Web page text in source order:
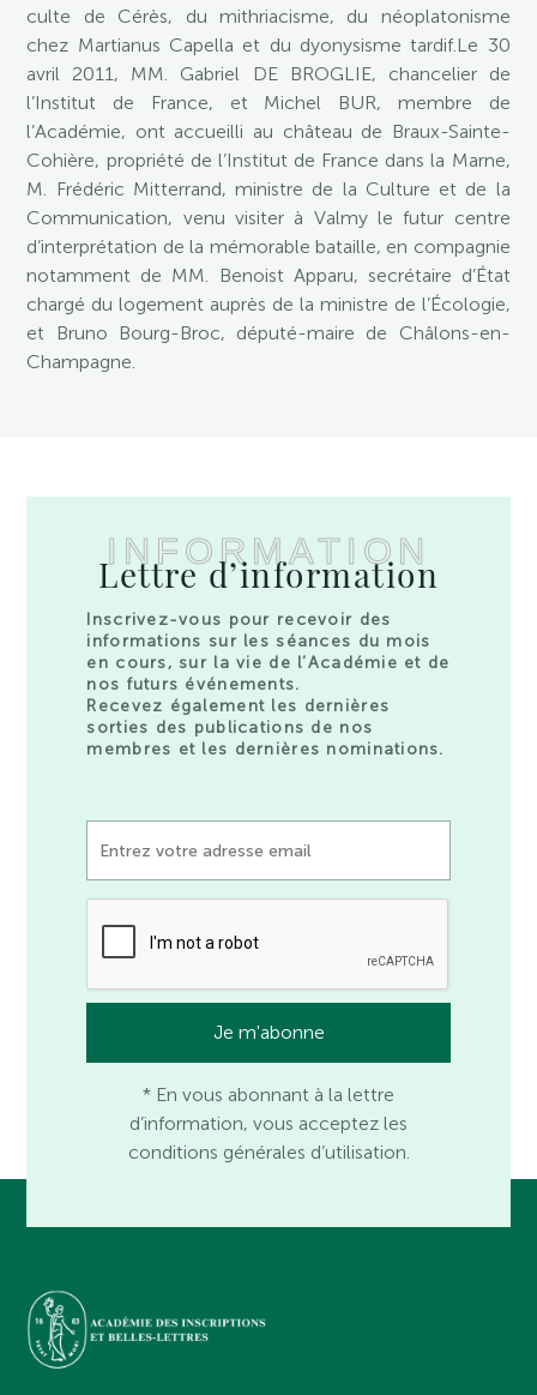
culte de Cérès, du mithriacisme, du néoplatonisme
chez Martianus Capella et du dyonysisme tardif.Le 30
avril 2011, MM. Gabriel DE BROGLIE, chancelier de
l’Institut de France, et Michel BUR, membre de
l’Académie, ont accueilli au château de Braux-Sainte-
Cohière, propriété de l’Institut de France dans la Marne,
M. Frédéric Mitterrand, ministre de la Culture et de la
Communication, venu visiter à Valmy le futur centre
d’interprétation de la mémorable bataille, en compagnie
notamment de MM. Benoist Apparu, secrétaire d’État
chargé du logement auprès de la ministre de l’Écologie,
et Bruno Bourg-Broc, député-maire de Châlons-en-
Champagne.
INFORMATION
Lettre d’information
Inscrivez-vous pour recevoir des
informations sur les séances du mois
en cours, sur la vie de l’Académie et de
nos futurs événements.
Recevez également les dernières
sorties des publications de nos
membres et les dernières nominations.
* En vous abonnant à la lettre
d’information, vous acceptez les
conditions générales d’utilisation.